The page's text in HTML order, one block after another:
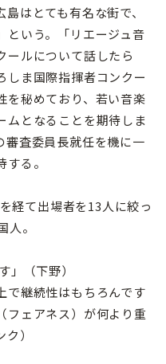
はとても有名な街で、
という。「リエージュ音
ールについて話したら
しま国際指揮者コンクー
を秘めており、若い音楽
ムとなることを期待しま
審査委員長就任を機に一
る。
経て出場者を13人に絞っ
。
」（下野）
で継続性はもちろんです
フェアネス）が何より重
）